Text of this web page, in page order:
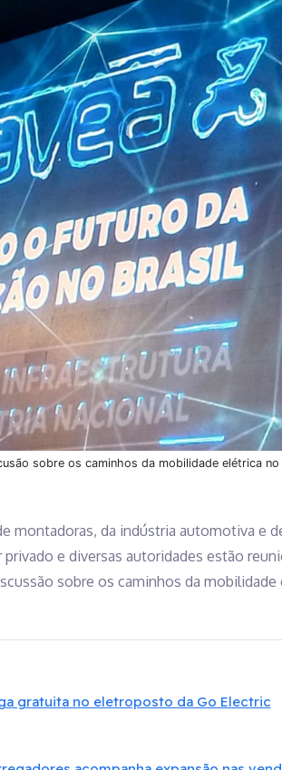
sobre os caminhos da mobilidade elétrica
montadoras, da indústria automotiva e
e diversas autoridades estão
sobre os caminhos da mobilidade
gratuita no eletroposto da Go Electric